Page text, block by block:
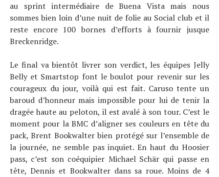
au sprint intermédiaire de Buena Vista mais nous
sommes bien loin d’une nuit de folie au Social club et il
reste encore 100 bornes d’efforts à fournir jusque
Breckenridge.
Le final va bientôt livrer son verdict, les équipes Jelly
Belly et Smartstop font le boulot pour revenir sur les
courageux du jour, voilà qui est fait. Caruso tente un
baroud d’honneur mais impossible pour lui de tenir la
dragée haute au peloton, il est avalé à son tour. C’est le
moment pour la BMC d’aligner ses couleurs en tête du
pack, Brent Bookwalter bien protégé sur l’ensemble de
la journée, ne semble pas inquiet. En haut du Hoosier
pass, c’est son coéquipier Michael Schär qui passe en
tête, Dennis et Bookwalter dans sa roue. Moins de 4